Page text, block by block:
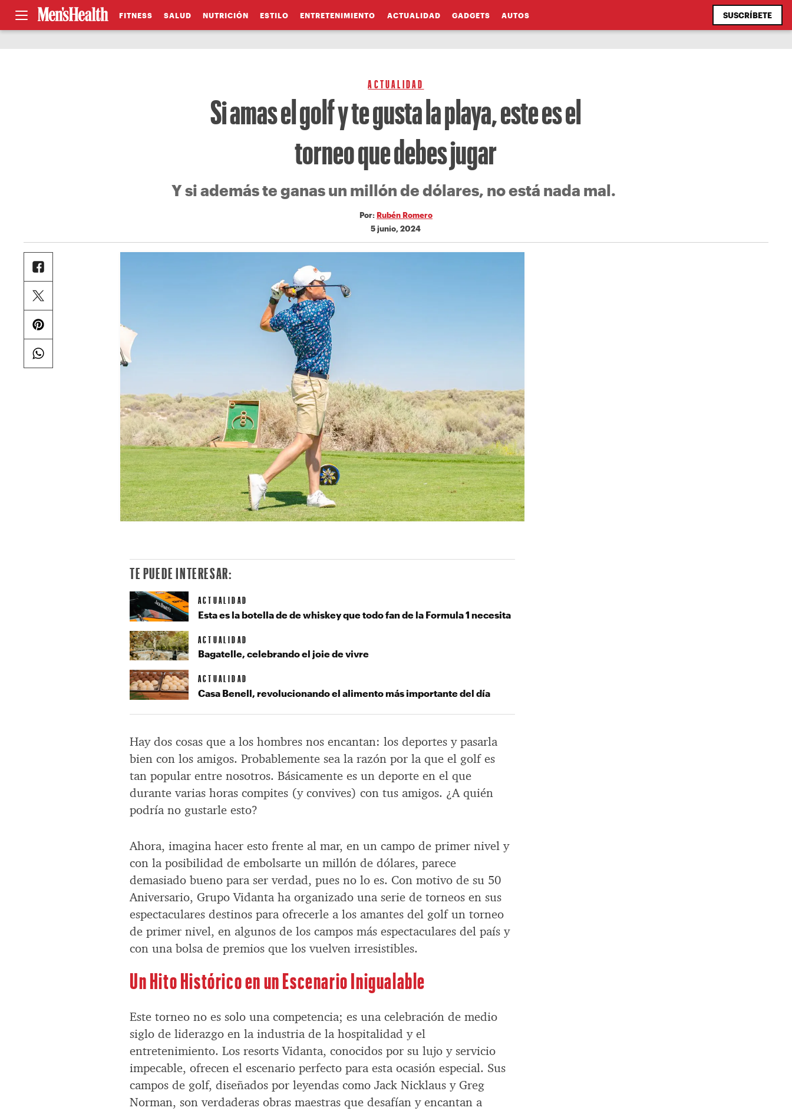
FITNESS SALUD NUTRICIÓN ESTILO ENTRETENIMIENTO ACTUALIDAD GADGETS AUTOS SUSCRÍBETE
ACTUALIDAD
Si amas el golf y te gusta la playa, este es el
torneo que debes jugar
Y si además te ganas un millón de dólares, no está nada mal.
Por: Rubén Romero
5 junio, 2024
Hay dos cosas que a los hombres nos encantan: los deportes y pasarla
bien con los amigos. Probablemente sea la razón por la que el golf es
tan popular entre nosotros. Básicamente es un deporte en el que
durante varias horas compites (y convives) con tus amigos. ¿A quién
podría no gustarle esto?
Ahora, imagina hacer esto frente al mar, en un campo de primer nivel y
con la posibilidad de embolsarte un millón de dólares, parece
demasiado bueno para ser verdad, pues no lo es. Con motivo de su 50
Aniversario, Grupo Vidanta ha organizado una serie de torneos en sus
espectaculares destinos para ofrecerle a los amantes del golf un torneo
de primer nivel, en algunos de los campos más espectaculares del país y
con una bolsa de premios que los vuelven irresistibles.
Un Hito Histórico en un Escenario Inigualable
Este torneo no es solo una competencia; es una celebración de medio
siglo de liderazgo en la industria de la hospitalidad y el
entretenimiento. Los resorts Vidanta, conocidos por su lujo y servicio
impecable, ofrecen el escenario perfecto para esta ocasión especial. Sus
campos de golf, diseñados por leyendas como Jack Nicklaus y Greg
Norman, son verdaderas obras maestras que desafían y encantan a
TE PUEDE INTERESAR:
ACTUALIDAD
Esta es la botella de de whiskey que todo fan de la Formula 1 necesita
ACTUALIDAD
Bagatelle, celebrando el joie de vivre
ACTUALIDAD
Casa Benell, revolucionando el alimento más importante del día